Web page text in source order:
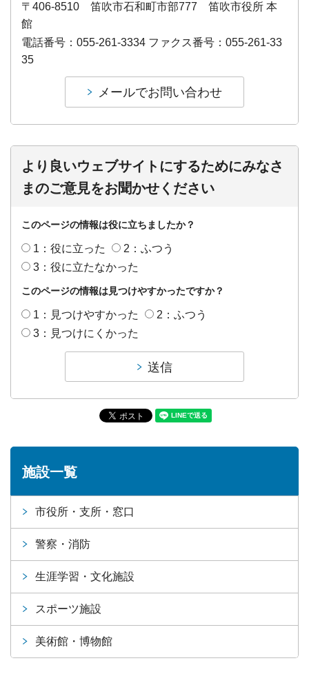
〒406-8510 笛吹市石和町市部777 笛吹市役所 本
館
電話番号：055-261-3334 ファクス番号：055-261-33
35
より良いウェブサイトにするためにみなさ
まのご意見をお聞かせください
このページの情報は役に立ちましたか？
1：役に立った
2：ふつう
3：役に立たなかった
このページの情報は見つけやすかったですか？
1：見つけやすかった
2：ふつう
3：見つけにくかった
施設一覧
市役所・支所・窓口
警察・消防
生涯学習・文化施設
スポーツ施設
美術館・博物館